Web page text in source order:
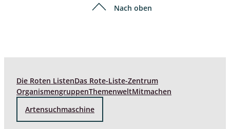
Nach oben
Die Roten ListenDas Rote-Liste-Zentrum
OrganismengruppenThemenweltMitmachen
Artensuchmaschine